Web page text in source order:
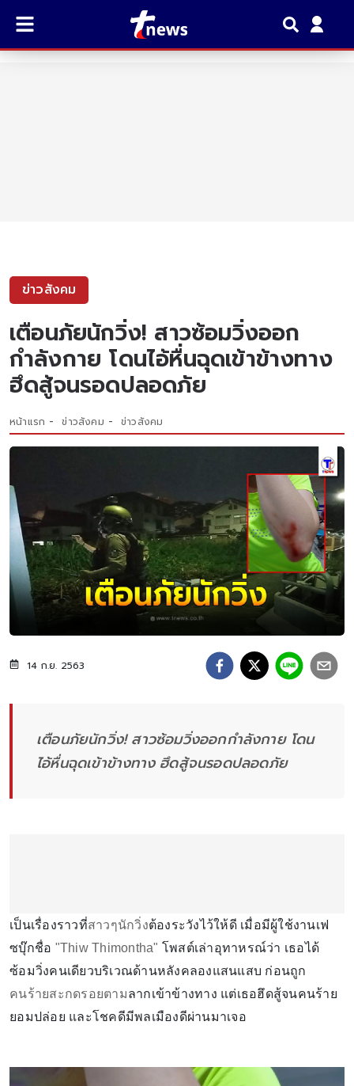
ข่าวสังคม
เตือนภัยนักวิ่ง! สาวซ้อมวิ่งออก
กำลังกาย โดนไอ้หื่นฉุดเข้าข้างทาง
ฮึดสู้จนรอดปลอดภัย
หน้าแรก ข่าวสังคม ข่าวสังคม
14 ก.ย. 2563
เตือนภัยนักวิ่ง! สาวซ้อมวิ่งออกกำลังกาย โดน
ไอ้หื่นฉุดเข้าข้างทาง ฮึดสู้จนรอดปลอดภัย
เป็นเรื่องราวที่สาวๆนักวิ่งต้องระวังไว้ให้ดี เมื่อมีผู้ใช้งานเฟ
ซบุ๊กชื่อ "Thiw Thimontha" โพสต์เล่าอุทาหรณ์ว่า เธอได้
ซ้อมวิ่งคนเดียวบริเวณด้านหลังคลองแสนแสบ ก่อนถูก
คนร้ายสะกดรอยตามลากเข้าข้างทาง แต่เธอฮึดสู้จนคนร้าย
ยอมปล่อย และโชคดีมีพลเมืองดีผ่านมาเจอ